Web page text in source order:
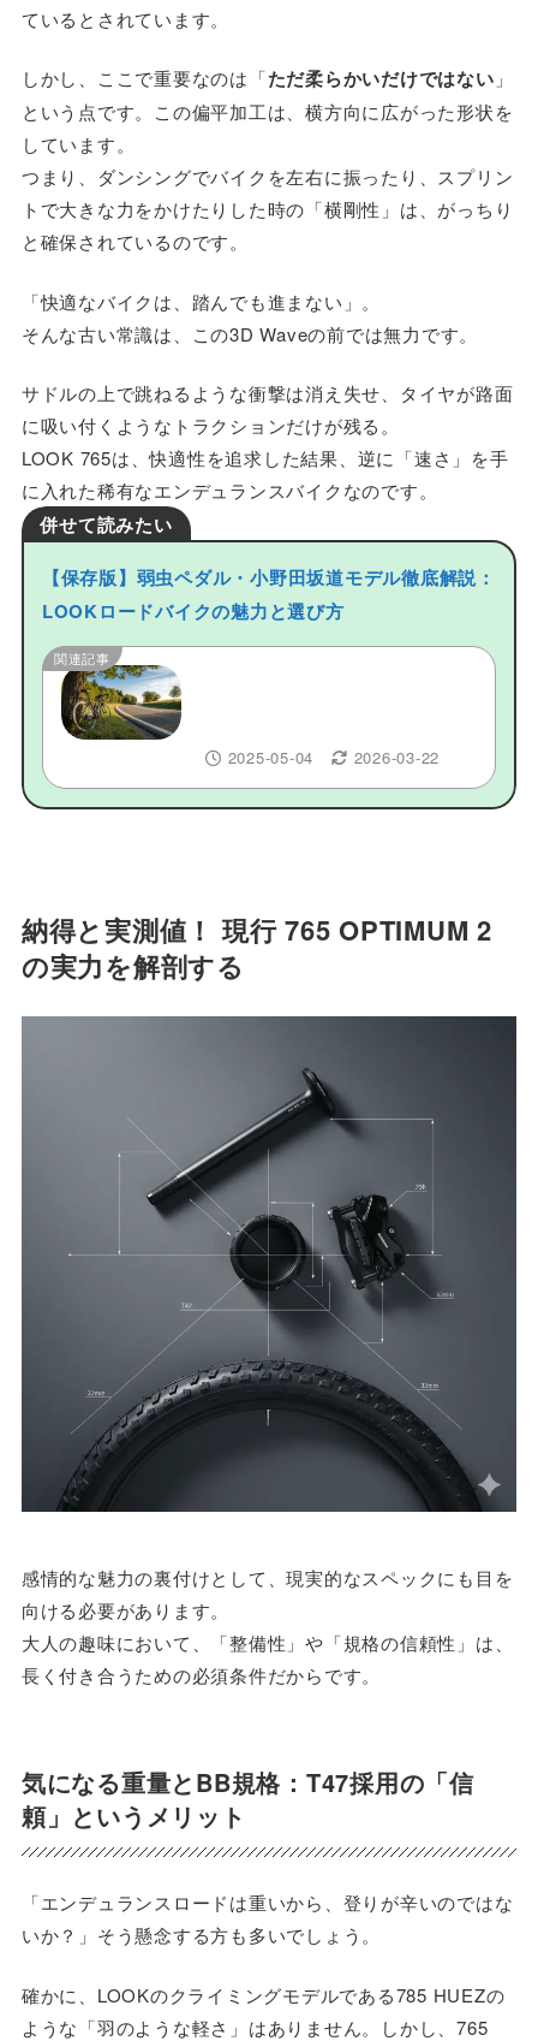
ているとされています。
しかし、ここで重要なのは「ただ柔らかいだけではない 」
という点です。この偏平加工は、横方向に広がった形状を
しています。
つまり、ダンシングでバイクを左右に振ったり、スプリン
トで大きな力をかけたりした時の「横剛性」は、がっちり
と確保されているのです。
「快適なバイクは、踏んでも進まない」。
そんな古い常識は、この3D Waveの前では無力です。
サドルの上で跳ねるような衝撃は消え失せ、タイヤが路面
に吸い付くようなトラクションだけが残る。
LOOK 765は、快適性を追求した結果、逆に「速さ」を手
に入れた稀有なエンデュランスバイクなのです。
併せて読みたい
【保存版】弱虫ペダル・小野田坂道モデル徹底解説：
LOOKロードバイクの魅力と選び方
関連記事
2025-05-04 2026-03-22
納得と実測値！ 現行 765 OPTIMUM 2
の実力を解剖する
感情的な魅力の裏付けとして、現実的なスペックにも目を
向ける必要があります。
大人の趣味において、「整備性」や「規格の信頼性」は、
長く付き合うための必須条件だからです。
気になる重量とBB規格：T47採用の「信
頼」というメリット
「エンデュランスロードは重いから、登りが辛いのではな
いか？」そう懸念する方も多いでしょう。
確かに、LOOKのクライミングモデルである785 HUEZの
ような「羽のような軽さ」はありません。しかし、765